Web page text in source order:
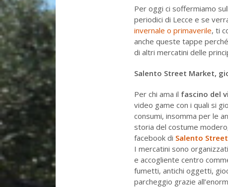
Per oggi ci soffermiamo
periodici di Lecce e se
invernale o primaverile, ti
anche queste tappe
di altri mercatini delle
Salento Street Market,
Per chi ama il fascino del
video game con i quali si
consumi, insomma per le
storia del costume
facebook di Salento
I mercatini sono
e accogliente centro
fumetti, antichi oggetti,
parcheggio grazie